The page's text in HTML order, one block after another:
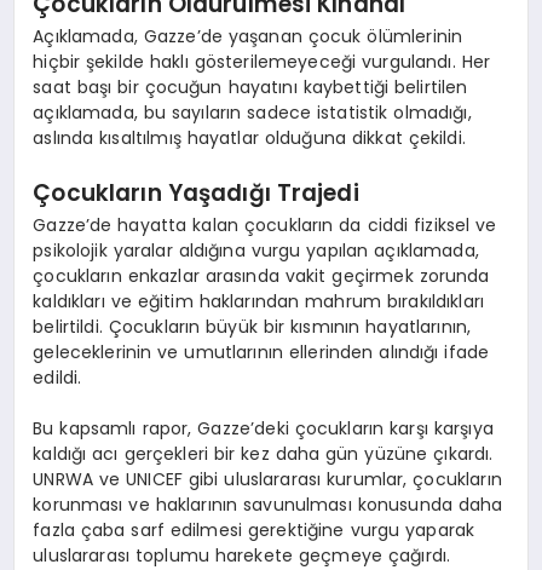
Açıklamada, Gazze’de yaşanan çocuk ölümlerinin
hiçbir şekilde haklı gösterilemeyeceği vurgulandı. Her
saat başı bir çocuğun hayatını kaybettiği belirtilen
açıklamada, bu sayıların sadece istatistik olmadığı,
aslında kısaltılmış hayatlar olduğuna dikkat çekildi.
Çocukların Yaşadığı Trajedi
Gazze’de hayatta kalan çocukların da ciddi fiziksel ve
psikolojik yaralar aldığına vurgu yapılan açıklamada,
çocukların enkazlar arasında vakit geçirmek zorunda
kaldıkları ve eğitim haklarından mahrum bırakıldıkları
belirtildi. Çocukların büyük bir kısmının hayatlarının,
geleceklerinin ve umutlarının ellerinden alındığı ifade
edildi.
Bu kapsamlı rapor, Gazze’deki çocukların karşı karşıya
kaldığı acı gerçekleri bir kez daha gün yüzüne çıkardı.
UNRWA ve UNICEF gibi uluslararası kurumlar, çocukların
korunması ve haklarının savunulması konusunda daha
fazla çaba sarf edilmesi gerektiğine vurgu yaparak
uluslararası toplumu harekete geçmeye çağırdı.